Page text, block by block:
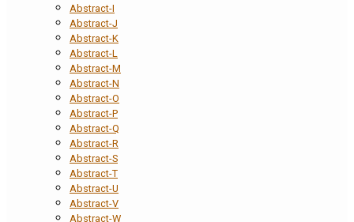
Abstract-I
Abstract-J
Abstract-K
Abstract-L
Abstract-M
Abstract-N
Abstract-O
Abstract-P
Abstract-Q
Abstract-R
Abstract-S
Abstract-T
Abstract-U
Abstract-V
Abstract-W